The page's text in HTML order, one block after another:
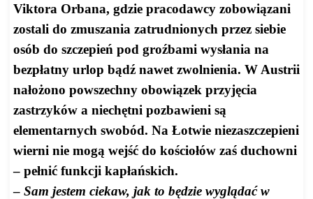
Viktora Orbana, gdzie pracodawcy zobowiązani
zostali do zmuszania zatrudnionych przez siebie
osób do szczepień pod groźbami wysłania na
bezpłatny urlop bądź nawet zwolnienia. W Austrii
nałożono powszechny obowiązek przyjęcia
zastrzyków a niechętni pozbawieni są
elementarnych swobód. Na Łotwie niezaszczepieni
wierni nie mogą wejść do kościołów zaś duchowni
– pełnić funkcji kapłańskich.
– Sam jestem ciekaw, jak to będzie wyglądać w